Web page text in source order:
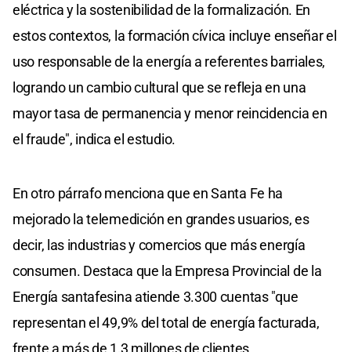
eléctrica y la sostenibilidad de la formalización. En
estos contextos, la formación cívica incluye enseñar el
uso responsable de la energía a referentes barriales,
logrando un cambio cultural que se refleja en una
mayor tasa de permanencia y menor reincidencia en
el fraude", indica el estudio.
En otro párrafo menciona que en Santa Fe ha
mejorado la telemedición en grandes usuarios, es
decir, las industrias y comercios que más energía
consumen. Destaca que la Empresa Provincial de la
Energía santafesina atiende 3.300 cuentas "que
representan el 49,9% del total de energía facturada,
frente a más de 1,3 millones de clientes